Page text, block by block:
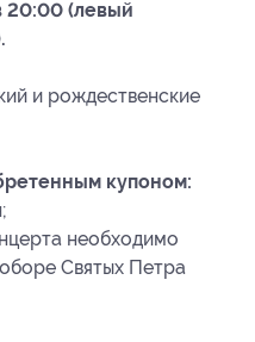
20:00 (левый
и рождественские
купоном:
необходимо
Святых Петра